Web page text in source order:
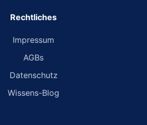
Rechtliches
Impressum
AGBs
Datenschutz
Wissens-Blog